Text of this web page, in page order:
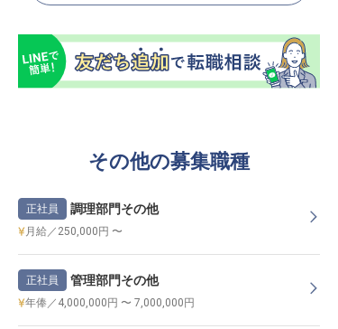
その他の募集職種
正社員 調理部門その他
月給／250,000円 〜
正社員 管理部門その他
年俸／4,000,000円 〜 7,000,000円